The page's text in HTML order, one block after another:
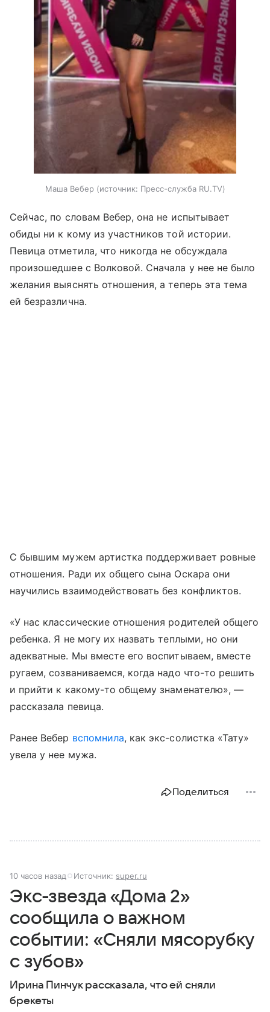
Маша Вебер источник: Пресс-служба RU.TV
Сейчас, по словам Вебер, она не испытывает
обиды ни к кому из участников той истории.
Певица отметила, что никогда не обсуждала
произошедшее с Волковой. Сначала у нее не было
желания выяснять отношения, а теперь эта тема
ей безразлична.
С бывшим мужем артистка поддерживает ровные
отношения. Ради их общего сына Оскара они
научились взаимодействовать без конфликтов.
«У нас классические отношения родителей общего
ребенка. Я не могу их назвать теплыми, но они
адекватные. Мы вместе его воспитываем, вместе
ругаем, созваниваемся, когда надо что-то решить
и прийти к какому-то общему знаменателю», —
рассказала певица.
Ранее Вебер вспомнила, как экс-солистка «Тату»
увела у нее мужа.
Поделиться
10 часов назад Источник: super.ru
Экс-звезда «Дома 2»
сообщила о важном
событии: «Сняли мясорубку
с зубов»
Ирина Пинчук рассказала, что ей сняли
брекеты